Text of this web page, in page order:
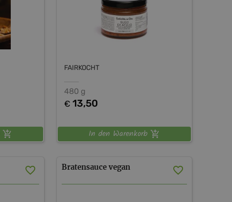
FAIRKOCHT
480 g
€ 13,50
In den Warenkorb
Bratensauce vegan